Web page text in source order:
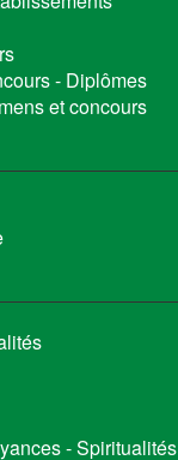
- Diplômes
et concours
- Spiritualités